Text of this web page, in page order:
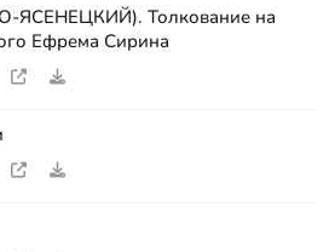
Толкование на
Ефрема Сирина